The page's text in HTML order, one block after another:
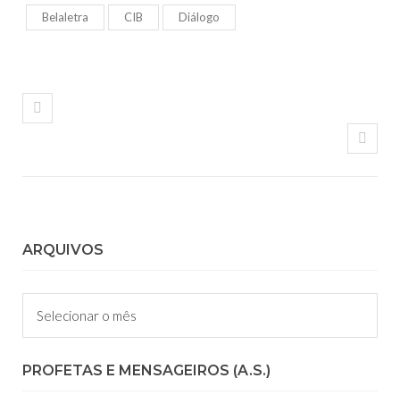
Belaletra CIB Diálogo
ARQUIVOS
Arquivos
PROFETAS E MENSAGEIROS (A.S.)